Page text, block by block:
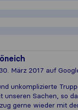
30. März 2017 auf
unkomplizierte
unseren Sachen, so
gerne wieder mit